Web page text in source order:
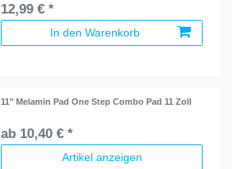
12,99 € *
In den Warenkorb
11" Melamin Pad One Step Combo Pad 11 Zoll
ab 10,40 € *
Artikel anzeigen